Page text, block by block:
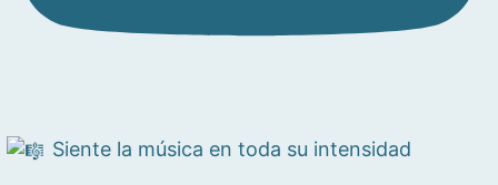
Siente la música en toda su intensidad